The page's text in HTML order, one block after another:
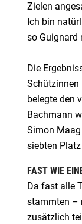
Zielen
Ich bin
so Guignard
Die
Schützinnen
belegte den
Bachmann
Simon
siebten
FAST WIE
Da fast alle
stammten –
zusätzlich